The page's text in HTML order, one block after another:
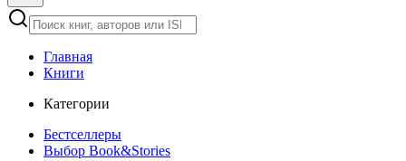
Главная
Книги
Категории
Бестселлеры
Выбор Book&Stories